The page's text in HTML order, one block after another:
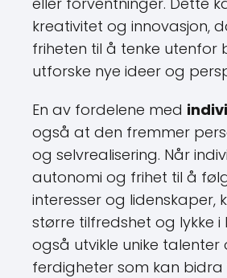
kreativitet og innovasjon,
friheten til å tenke utenfor
utforske nye ideer og
En av fordelene med
også at den fremmer
og selvrealisering. Når
autonomi og frihet til å
interesser og lidenskaper,
større tilfredshet og lykke i
også utvikle unike talenter
ferdigheter som kan